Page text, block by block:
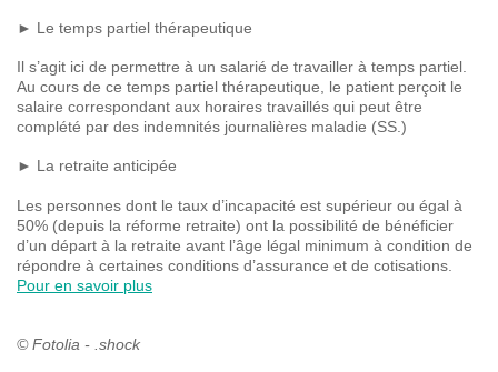
► Le temps partiel thérapeutique
Il s’agit ici de permettre à un salarié de travailler à temps partiel.
Au cours de ce temps partiel thérapeutique, le patient perçoit le
salaire correspondant aux horaires travaillés qui peut être
complété par des indemnités journalières maladie (SS.)
► La retraite anticipée
Les personnes dont le taux d’incapacité est supérieur ou égal à
50% (depuis la réforme retraite) ont la possibilité de bénéficier
d’un départ à la retraite avant l’âge légal minimum à condition de
répondre à certaines conditions d’assurance et de cotisations.
Pour en savoir plus
© Fotolia - .shock